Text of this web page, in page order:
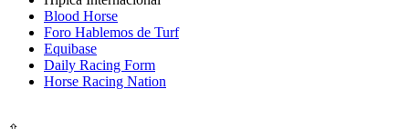
Blood Horse
Foro Hablemos de Turf
Equibase
Daily Racing Form
Horse Racing Nation